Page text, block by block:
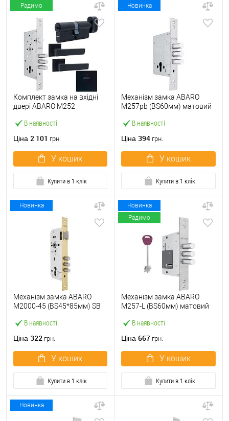
Радимо
В наявності
Комплект замка на вхідні
двері ABARO M252
ручками, протектором
Ціна 2 101 грн.
У кошик
Купити в 1 клік
Новинка
В наявності
Механізм замка ABARO
M257pb (BS60мм) матовий
планки
Ціна 394 грн.
У кошик
Купити в 1 клік
Новинка
В наявності
Механізм замка ABARO
M2000-45 (BS45*85мм) SB
Ціна 322 грн.
У кошик
Купити в 1 клік
Новинка
Радимо
В наявності
Механізм замка ABARO
M257-L (BS60мм) матовий
Ціна 667 грн.
У кошик
Купити в 1 клік
Новинка